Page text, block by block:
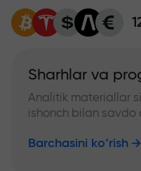
Sharhlar va
Analitik materiallar
ishonch bilan savdo
Barchasini ko‘rish